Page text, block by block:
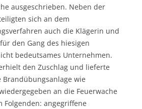
ausgeschrieben. Neben der
sich an dem
auch die Klägerin und
den Gang des hiesigen
bedeutsames Unternehmen.
den Zuschlag und lieferte
wie
an die Feuerwache
Folgenden: angegriffene